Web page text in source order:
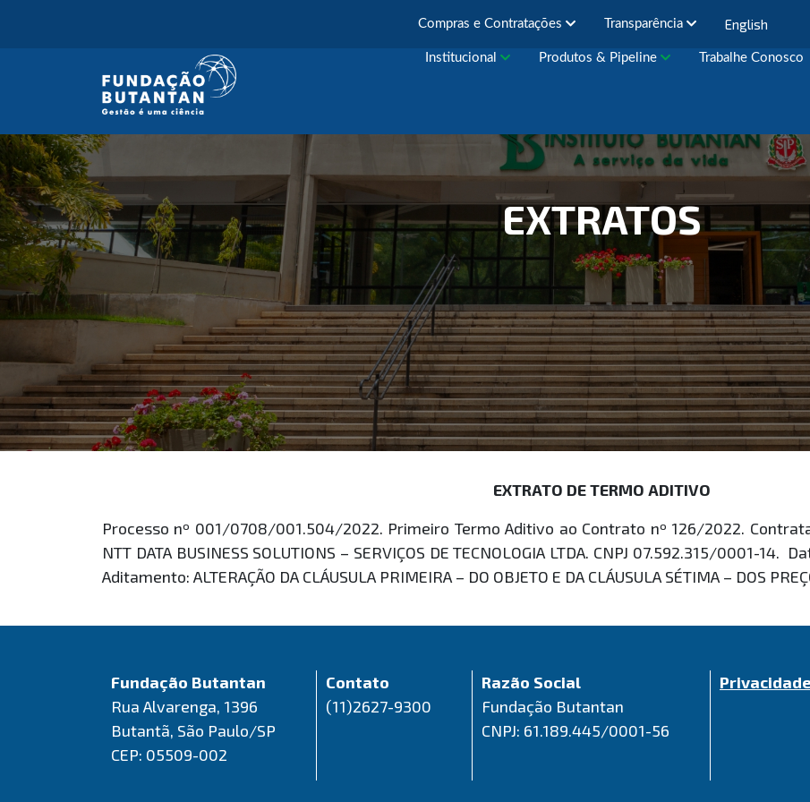
Compras e Contratações Transparência English
Institucional Produtos & Pipeline Trabalhe Conosco
EXTRATOS
EXTRATO DE TERMO ADITIVO
Processo nº 001/0708/001.504/2022. Primeiro Termo Aditivo ao Contrato nº 126/2022.
NTT DATA BUSINESS SOLUTIONS – SERVIÇOS DE TECNOLOGIA LTDA. CNPJ 07.592.315/0001-
Aditamento: ALTERAÇÃO DA CLÁUSULA PRIMEIRA – DO OBJETO E DA CLÁUSULA SÉTIMA – DOS
Fundação Butantan
Rua Alvarenga, 1396
Butantã, São Paulo/SP
CEP: 05509-002
Contato
(11)2627-9300
Razão Social
Fundação Butantan
CNPJ: 61.189.445/0001-56
Privacidade